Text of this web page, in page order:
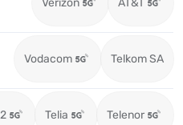
Verizon AT&T
Vodacom Telkom SA
Telia Telenor